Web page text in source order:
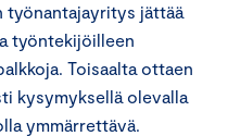
työnantajayritys jättää
työntekijöilleen
Toisaalta ottaen
kysymyksellä olevalla
ymmärrettävä.